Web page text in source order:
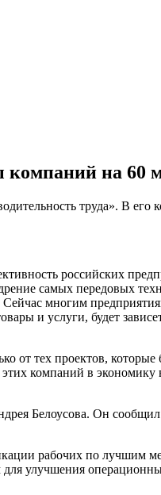
на 60
труда». В его
российских
самых передовых
многим
и услуги, будет
от тех проектов,
компаний в
Белоусова. Он
рабочих по лучшим
улучшения